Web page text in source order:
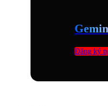
Đăng ký